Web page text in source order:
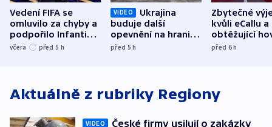
Vedení FIFA se
omluvilo za chyby a
podpořilo Infantina.
UEFA trvá na
včera před 5 h
VIDEO
Ukrajina
buduje další
opevnění na hranici
s Běloruskem
před 5h
Zbytečné
kvůli eCallu a
obtěžující
zdržují
před 6h
Aktuálně z rubriky Regiony
VIDEO
České firmy usilují o zakázky